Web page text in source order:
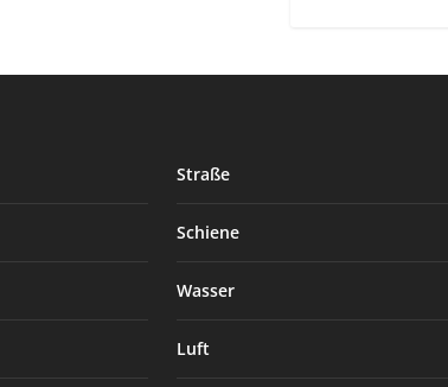
Straße
Schiene
Wasser
Luft